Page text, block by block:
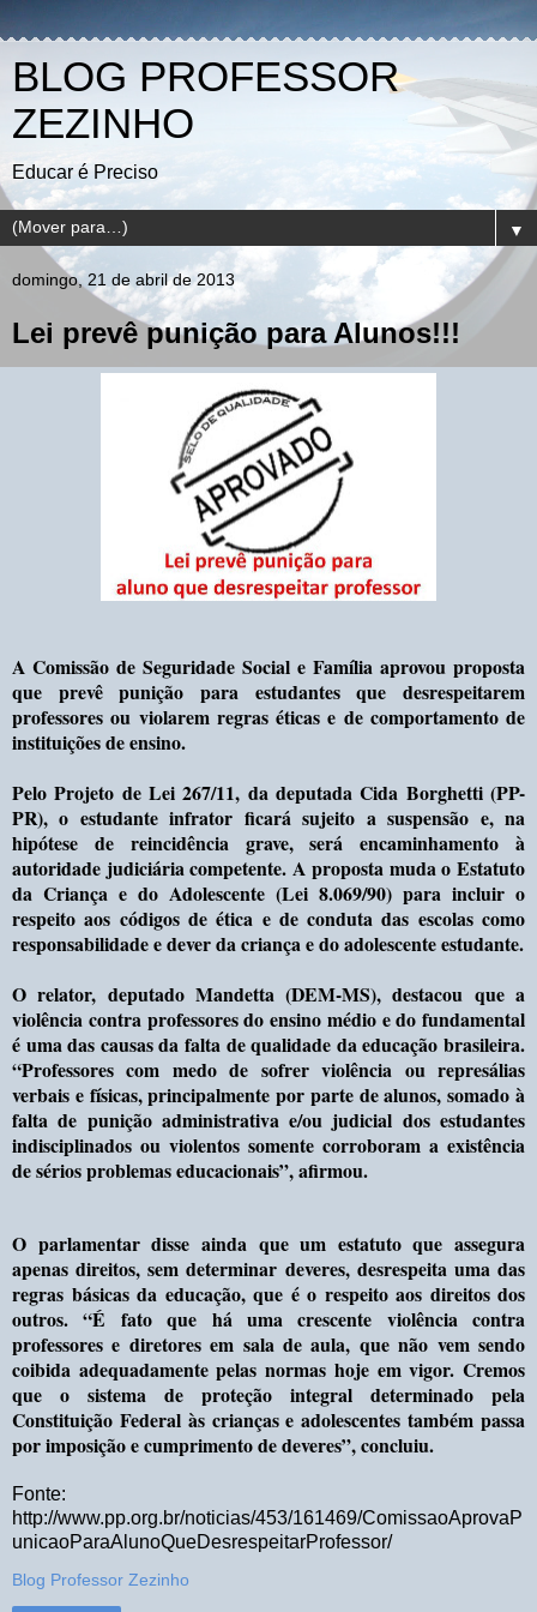
BLOG PROFESSOR
ZEZINHO
Educar é Preciso
▼
domingo, 21 de abril de 2013
Lei prevê punição para Alunos!!!
A Comissão de Seguridade Social e Família aprovou proposta
que prevê punição para estudantes que desrespeitarem
professores ou violarem regras éticas e de comportamento de
instituições de ensino.
Pelo Projeto de Lei 267/11, da deputada Cida Borghetti (PP-
PR), o estudante infrator ficará sujeito a suspensão e, na
hipótese de reincidência grave, será encaminhamento à
autoridade judiciária competente. A proposta muda o Estatuto
da Criança e do Adolescente (Lei 8.069/90) para incluir o
respeito aos códigos de ética e de conduta das escolas como
responsabilidade e dever da criança e do adolescente estudante.
O relator, deputado Mandetta (DEM-MS), destacou que a
violência contra professores do ensino médio e do fundamental
é uma das causas da falta de qualidade da educação brasileira.
“Professores com medo de sofrer violência ou represálias
verbais e físicas, principalmente por parte de alunos, somado à
falta de punição administrativa e/ou judicial dos estudantes
indisciplinados ou violentos somente corroboram a existência
de sérios problemas educacionais”, afirmou.
O parlamentar disse ainda que um estatuto que assegura
apenas direitos, sem determinar deveres, desrespeita uma das
regras básicas da educação, que é o respeito aos direitos dos
outros. “É fato que há uma crescente violência contra
professores e diretores em sala de aula, que não vem sendo
coibida adequadamente pelas normas hoje em vigor. Cremos
que o sistema de proteção integral determinado pela
Constituição Federal às crianças e adolescentes também passa
por imposição e cumprimento de deveres”, concluiu.
Fonte:
http://www.pp.org.br/noticias/453/161469/ComissaoAprovaP
unicaoParaAlunoQueDesrespeitarProfessor/
Blog Professor Zezinho